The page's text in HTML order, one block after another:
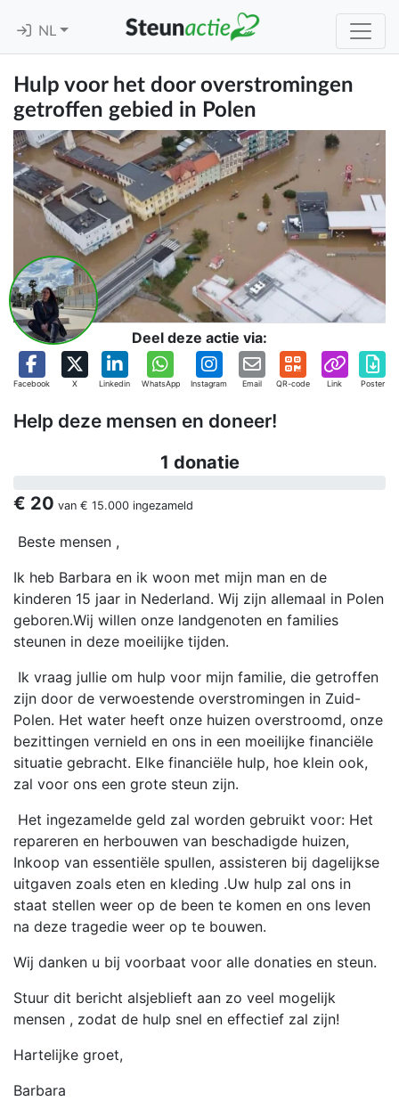
NL
Hulp voor het door overstromingen
getroffen gebied in Polen
Deel deze actie via:
Facebook X Linkedin WhatsApp Instagram Email QR-code Link Poster
Help deze mensen en doneer!
1 donatie
€ 20 van € 15.000 ingezameld
Beste mensen ,
Ik heb Barbara en ik woon met mijn man en de
kinderen 15 jaar in Nederland. Wij zijn allemaal in Polen
geboren.Wij willen onze landgenoten en families
steunen in deze moeilijke tijden.
Ik vraag jullie om hulp voor mijn familie, die getroffen
zijn door de verwoestende overstromingen in Zuid-
Polen. Het water heeft onze huizen overstroomd, onze
bezittingen vernield en ons in een moeilijke financiële
situatie gebracht. Elke financiële hulp, hoe klein ook,
zal voor ons een grote steun zijn.
Het ingezamelde geld zal worden gebruikt voor: Het
repareren en herbouwen van beschadigde huizen,
Inkoop van essentiële spullen, assisteren bij dagelijkse
uitgaven zoals eten en kleding .Uw hulp zal ons in
staat stellen weer op de been te komen en ons leven
na deze tragedie weer op te bouwen.
Wij danken u bij voorbaat voor alle donaties en steun.
Stuur dit bericht alsjeblieft aan zo veel mogelijk
mensen , zodat de hulp snel en effectief zal zijn!
Hartelijke groet,
Barbara